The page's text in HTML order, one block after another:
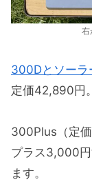
右
300Dとソーラ
定価42,890円。
300Plus（定
プラス3,000
ます。